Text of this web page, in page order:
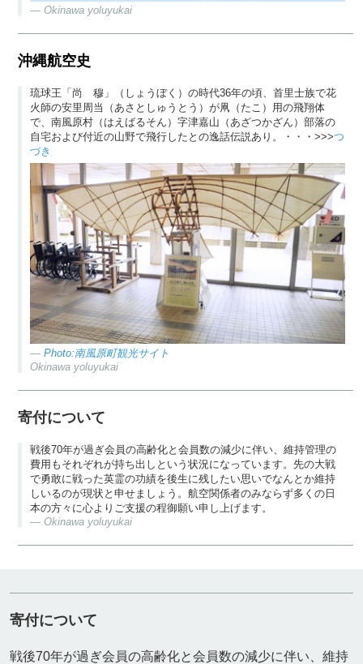
Okinawa yoluyukai
沖縄航空史
琉球王「尚 穆」（しょうぼく）の時代36年の頃、首里士族で花
火師の安里周当（あさとしゅうとう）が凧（たこ）用の飛翔体
で、南風原村（はえばるそん）字津嘉山（あざつかざん）部落の
自宅および付近の山野で飛行したとの逸話伝説あり。・・・>>>つ
づき
Photo:南風原町観光サイト
Okinawa yoluyukai
寄付について
戦後70年が過ぎ会員の高齢化と会員数の減少に伴い、維持管理の
費用もそれぞれが持ち出しという状況になっています。先の大戦
で勇敢に戦った英霊の功績を後生に残したい思いでなんとか維持
しいるのが現状と申せましょう。航空関係者のみならず多くの日
本の方々に心よりご支援の程御願い申し上げます。
Okinawa yoluyukai
寄付について
戦後70年が過ぎ会員の高齢化と会員数の減少に伴い、維持